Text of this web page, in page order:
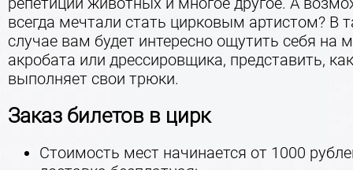
всегда мечтали стать цирковым артистом? В
случае вам будет интересно ощутить себя на
акробата или дрессировщика, представить,
выполняет свои трюки.
Заказ билетов в цирк
Стоимость мест начинается от 1000